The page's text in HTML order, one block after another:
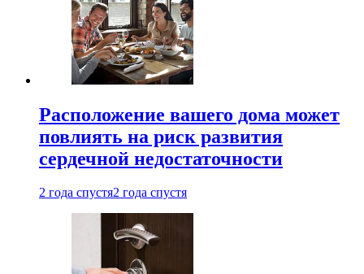
Расположение вашего дома может
повлиять на риск развития
сердечной недостаточности
2 года спустя2 года спустя